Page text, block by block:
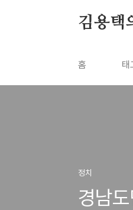
김용택
홈 태
정치
경남